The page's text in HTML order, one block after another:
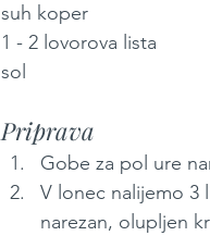
suh koper
1 - 2 lovorova lista
sol
Priprava
Gobe za pol ure
V lonec nalijemo 3
narezan, olupljen